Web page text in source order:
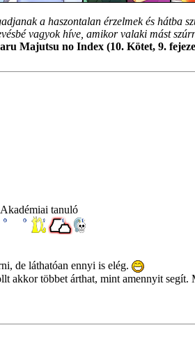
a haszontalan érzelmek és hátba
vagyok híve, amikor valaki mást
Majutsu no Index (10. Kötet, 9.
Akadémiai tanuló
de láthatóan ennyi is elég.
akkor többet árthat, mint amennyit